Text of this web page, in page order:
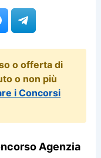
o offerta di
o non più
i Concorsi
Agenzia